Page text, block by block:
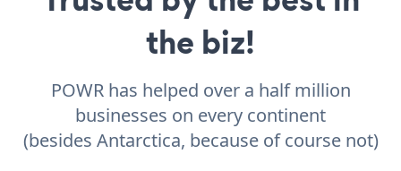
the biz!
POWR has helped over a half million
businesses on every continent
(besides Antarctica, because of course not)